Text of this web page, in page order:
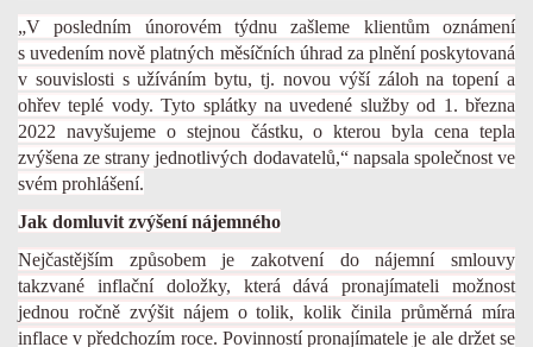
„V posledním únorovém týdnu zašleme klientům oznámení
s uvedením nově platných měsíčních úhrad za plnění poskytovaná
v souvislosti s užíváním bytu, tj. novou výší záloh na topení a
ohřev teplé vody. Tyto splátky na uvedené služby od 1. března
2022 navyšujeme o stejnou částku, o kterou byla cena tepla
zvýšena ze strany jednotlivých dodavatelů,“ napsala společnost ve
svém prohlášení.
Jak domluvit zvýšení nájemného
Nejčastějším způsobem je zakotvení do nájemní smlouvy
takzvané inflační doložky, která dává pronajímateli možnost
jednou ročně zvýšit nájem o tolik, kolik činila průměrná míra
inflace v předchozím roce. Povinností pronajímatele je ale držet se